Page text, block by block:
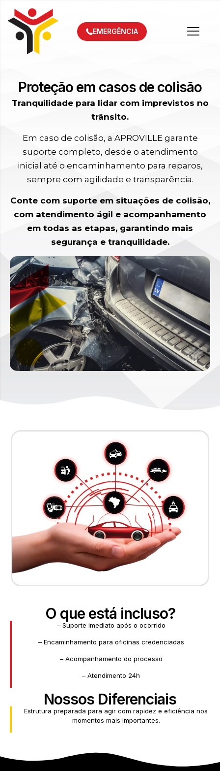
EMERGÊNCIA
Proteção em casos de colisão
Tranquilidade para lidar com imprevistos no
trânsito.
Em caso de colisão, a APROVILLE garante
suporte completo, desde o atendimento
inicial até o encaminhamento para reparos,
sempre com agilidade e transparência.
Conte com suporte em situações de colisão,
com atendimento ágil e acompanhamento
em todas as etapas, garantindo mais
segurança e tranquilidade.
O que está incluso?
– Suporte imediato após o ocorrido
– Encaminhamento para oficinas credenciadas
– Acompanhamento do processo
– Atendimento 24h
Nossos Diferenciais
Estrutura preparada para agir com rapidez e eficiência nos
momentos mais importantes.